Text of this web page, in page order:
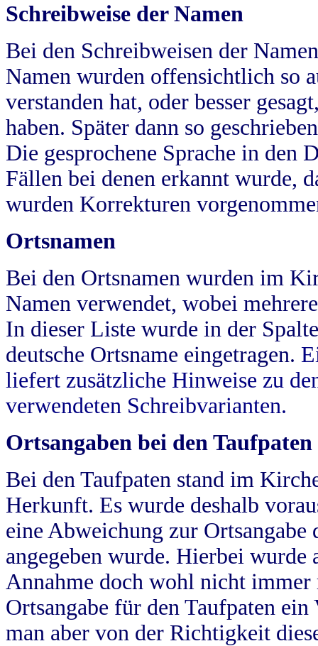
Schreibweise der Namen
Bei den Schreibweisen der
Namen wurden offensichtlich so
verstanden hat, oder besser
haben. Später dann so
Die gesprochene Sprache in
Fällen bei denen erkannt wurde,
wurden Korrekturen
Ortsnamen
Bei den Ortsnamen wurden im
Namen verwendet, wobei
In dieser Liste wurde in der
deutsche Ortsname eingetragen.
liefert zusätzliche Hinweise zu
verwendeten Schreibvarianten.
Ortsangaben bei den Taufpaten
Bei den Taufpaten stand im
Herkunft. Es wurde deshalb
eine Abweichung zur
angegeben wurde. Hierbei wurde
Annahme doch wohl nicht
Ortsangabe für den Taufpaten
man aber von der Richtigkeit